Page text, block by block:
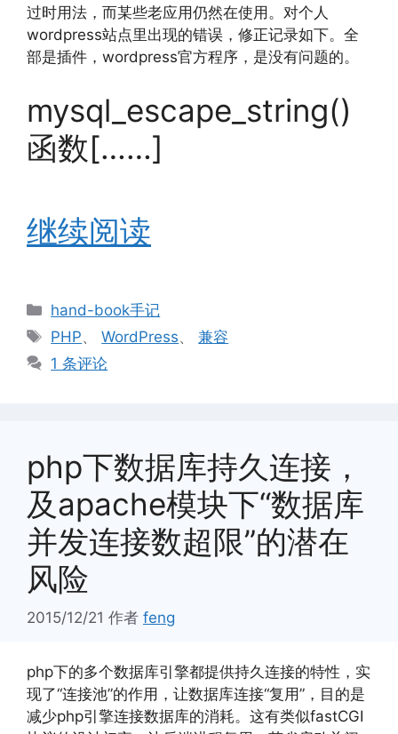
过时用法，而某些老应用仍然在使用。对个人
wordpress站点里出现的错误，修正记录如下。全
部是插件，wordpress官方程序，是没有问题的。
mysql_escape_string()
函数[……]
继续阅读
分
类
hand-book手记
标
签
PHP、WordPress、兼容
1 条评论
php下数据库持久连接，
及apache模块下“数据库
并发连接数超限”的潜在
风险
2015/12/21 作者 feng
php下的多个数据库引擎都提供持久连接的特性，实
现了“连接池”的作用，让数据库连接“复用”，目的是
减少php引擎连接数据库的消耗。这有类似fastCGI